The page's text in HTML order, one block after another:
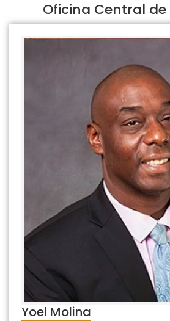
Oficina Central de
Yoel Molina